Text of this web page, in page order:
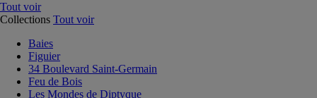
Tout voir
Collections Tout voir
Baies
Figuier
34 Boulevard Saint-Germain
Feu de Bois
Les Mondes de Diptyque